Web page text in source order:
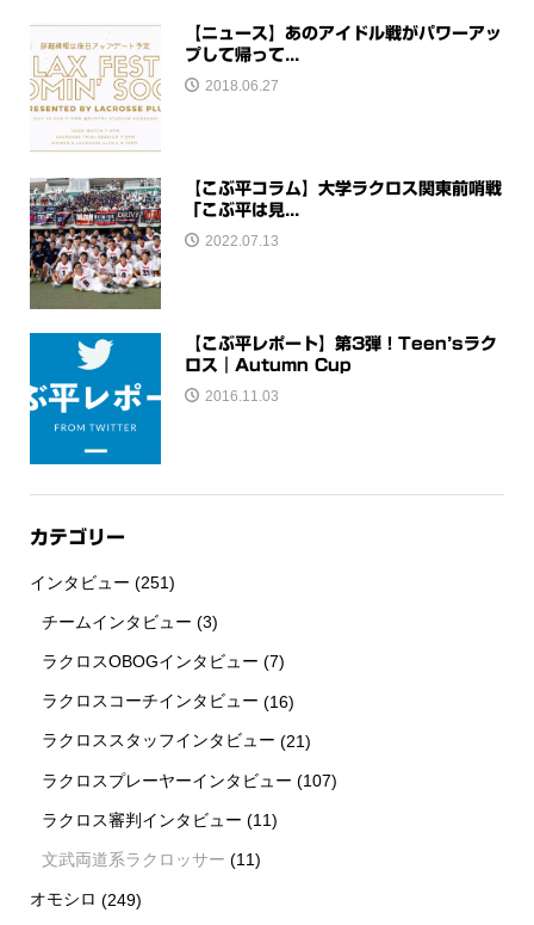
【ニュース】あのアイドル戦がパワーアッ
プして帰って...
2018.06.27
【こぶ平コラム】大学ラクロス関東前哨戦
「こぶ平は見...
2022.07.13
【こぶ平レポート】第3弾！Teen’sラク
ロス｜Autumn Cup
2016.11.03
カテゴリー
インタビュー (251)
チームインタビュー (3)
ラクロスOBOGインタビュー (7)
ラクロスコーチインタビュー (16)
ラクロススタッフインタビュー (21)
ラクロスプレーヤーインタビュー (107)
ラクロス審判インタビュー (11)
文武両道系ラクロッサー (11)
オモシロ (249)